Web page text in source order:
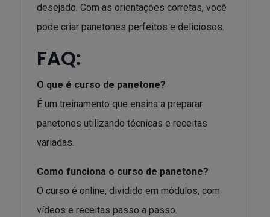
desejado. Com as orientações corretas, você
pode criar panetones perfeitos e deliciosos.
FAQ:
O que é curso de panetone?
É um treinamento que ensina a preparar
panetones utilizando técnicas e receitas
variadas.
Como funciona o curso de panetone?
O curso é online, dividido em módulos, com
vídeos e receitas passo a passo.